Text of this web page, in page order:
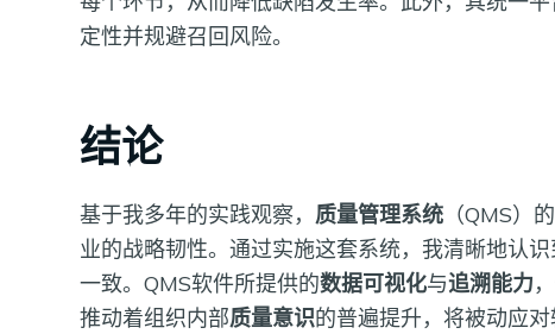
定性并规避召回风险。
结论
基于我多年的实践观察， 质量管理系统 （QMS）
业的战略韧性。通过实施这套系统，我清晰地认
一致。QMS软件所提供的数据可视化与追溯能力
推动着组织内部质量意识的普遍提升，将被动应